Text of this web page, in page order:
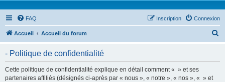
FAQ Connexion
Inscription
Accueil Accueil du forum
- Politique de confidentialité
Cette politique de confidentialité explique en détail comment « » et ses
partenaires affiliés (désignés ci-après par « nous », « notre », « nos », « » et